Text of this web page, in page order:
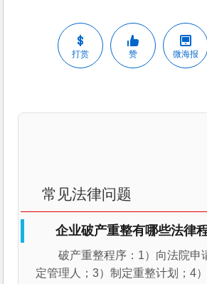
打赏 赞 微海报
常见法律问题
企业破产重整有哪些法律
破产重整程序：1）向法院申
定管理人；3）制定重整计划；4